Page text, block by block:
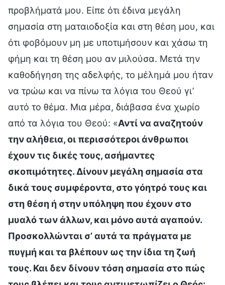
προβλήματά μου. Είπε ότι έδινα μεγάλη
σημασία στη ματαιοδοξία και στη θέση μου, και
ότι φοβόμουν μη με υποτιμήσουν και χάσω τη
φήμη και τη θέση μου αν μιλούσα. Μετά την
καθοδήγηση της αδελφής, το μέλημά μου ήταν
να τρώω και να πίνω τα λόγια του Θεού γι’
αυτό το θέμα. Μια μέρα, διάβασα ένα χωρίο
από τα λόγια του Θεού: «Αντί να αναζητούν
την αλήθεια, οι περισσότεροι άνθρωποι
έχουν τις δικές τους, ασήμαντες
σκοπιμότητες. Δίνουν μεγάλη σημασία στα
δικά τους συμφέροντα, στο γόητρό τους και
στη θέση ή στην υπόληψη που έχουν στο
μυαλό των άλλων, και μόνο αυτά αγαπούν.
Προσκολλώνται σ’ αυτά τα πράγματα με
πυγμή και τα βλέπουν ως την ίδια τη ζωή
τους. Και δεν δίνουν τόση σημασία στο πώς